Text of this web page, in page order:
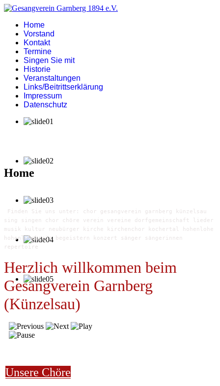
Home
Vorstand
Kontakt
Termine
Singen Sie mit
Historie
Veranstaltungen
Links/Beitrittserklärung
Impressum
Datenschutz
Home
Finden Sie uns unter: chor gesangverein garnberg künzelsau
sing singen chor chöre verein vereine dorfgemeinschaft lieder
musik kultur neubürger kirche kirchenchor kochertal hohenlohe
hohenlohekreis begeistern konzert sänger sängerinnen
repertoire
Herzlich willkommen beim
Gesangverein Garnberg
(Künzelsau)
Unsere Chöre